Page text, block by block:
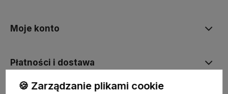
Moje konto
Płatności i dostawa
🍪 Zarządzanie plikami cookie